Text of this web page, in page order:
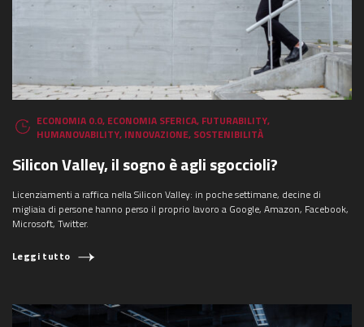
ECONOMIA 0.0, ECONOMIA SFERICA, FUTURABILITY,
HUMANOVABILITY, INNOVAZIONE, SOSTENIBILITÀ
Silicon Valley, il sogno è agli sgoccioli?
Licenziamenti a raffica nella Silicon Valley: in poche settimane, decine di
migliaia di persone hanno perso il proprio lavoro a Google, Amazon, Facebook,
Microsoft, Twitter.
Leggi tutto